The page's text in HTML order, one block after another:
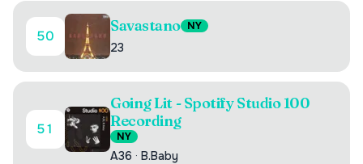
50
Savastano NY
23
51
Going Lit - Spotify Studio 100
Recording
NY
A36 · B.Baby